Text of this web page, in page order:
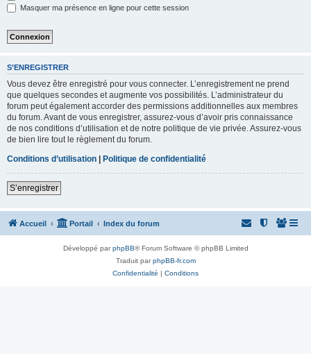
Masquer ma présence en ligne pour cette session
S’ENREGISTRER
Vous devez être enregistré pour vous connecter. L’enregistrement ne prend
que quelques secondes et augmente vos possibilités. L’administrateur du
forum peut également accorder des permissions additionnelles aux membres
du forum. Avant de vous enregistrer, assurez-vous d’avoir pris connaissance
de nos conditions d’utilisation et de notre politique de vie privée. Assurez-vous
de bien lire tout le règlement du forum.
Conditions d’utilisation | Politique de confidentialité
S’enregistrer
Accueil Portail Index du forum
Développé parphpBB® Forum Software © phpBB Limited
Traduit parphpBB-fr.com
Confidentialité | Conditions